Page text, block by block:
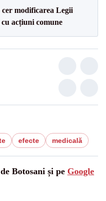
cer modificarea Legii
acțiuni comune
efecte medicală
Botosani și pe Google